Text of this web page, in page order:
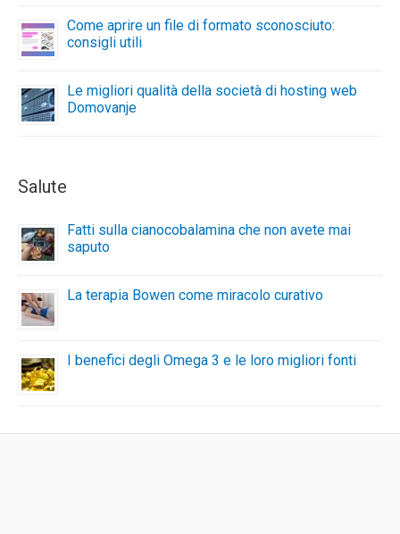
Come aprire un file di formato sconosciuto:
consigli utili
Le migliori qualità della società di hosting web
Domovanje
Salute
Fatti sulla cianocobalamina che non avete mai
saputo
La terapia Bowen come miracolo curativo
I benefici degli Omega 3 e le loro migliori fonti